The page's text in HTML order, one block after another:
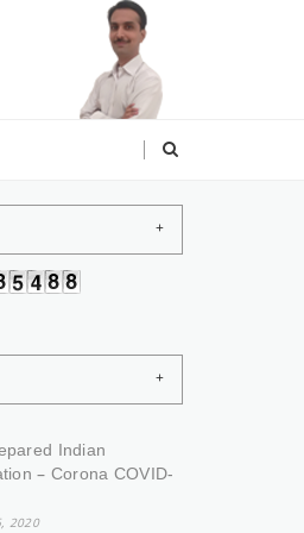
Indian
– Corona COVID-
2020